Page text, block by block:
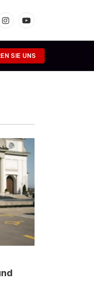
InstagramYouTube
SIE UNS